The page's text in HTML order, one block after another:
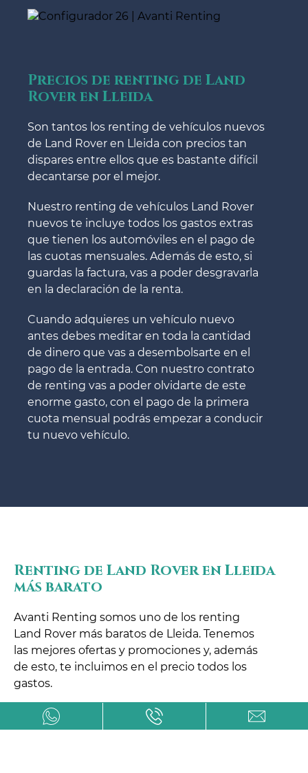
Precios de renting de Land
Rover en Lleida
Son tantos los renting de vehículos nuevos
de Land Rover en Lleida con precios tan
dispares entre ellos que es bastante difícil
decantarse por el mejor.
Nuestro renting de vehículos Land Rover
nuevos te incluye todos los gastos extras
que tienen los automóviles en el pago de
las cuotas mensuales. Además de esto, si
guardas la factura, vas a poder desgravarla
en la declaración de la renta.
Cuando adquieres un vehículo nuevo
antes debes meditar en toda la cantidad
de dinero que vas a desembolsarte en el
pago de la entrada. Con nuestro contrato
de renting vas a poder olvidarte de este
enorme gasto, con el pago de la primera
cuota mensual podrás empezar a conducir
tu nuevo vehículo.
Renting de Land Rover en Lleida
más barato
Avanti Renting somos uno de los renting
Land Rover más baratos de Lleida. Tenemos
las mejores ofertas y promociones y, además
de esto, te incluimos en el precio todos los
gastos.
Los gastos de los coches, en ocasiones,
requieren tantas reparaciones que acaban